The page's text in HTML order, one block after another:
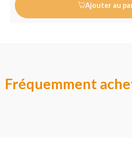
Ajouter au
Fréquemment